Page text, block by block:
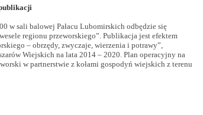
w sali balowej Pałacu Lubomirskich odbędzie się
regionu przeworskiego”. Publikacja jest efektem
– obrzędy, zwyczaje, wierzenia i potrawy”,
Wiejskich na lata 2014 – 2020. Plan operacyjny na
w partnerstwie z kołami gospodyń wiejskich z terenu